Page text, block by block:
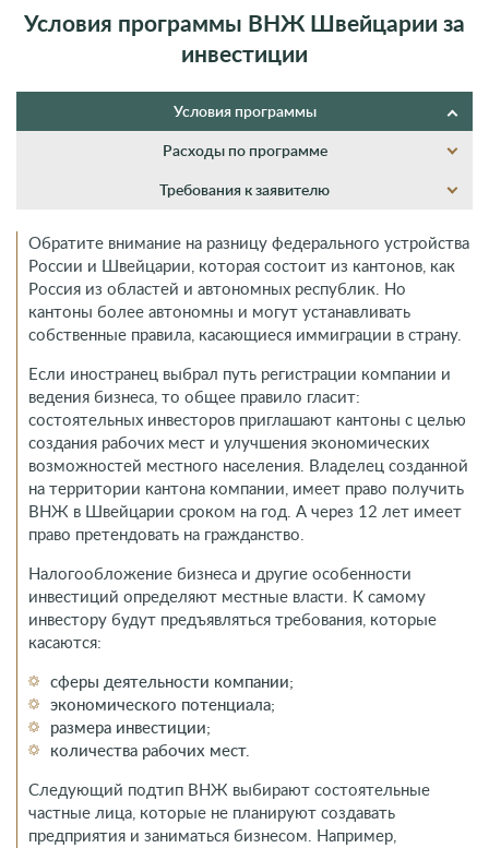
Условия программы ВНЖ Швейцарии за
инвестиции
Условия программы
Расходы по программе
Требования к заявителю
Обратите внимание на разницу федерального устройства
России и Швейцарии, которая состоит из кантонов, как
Россия из областей и автономных республик. Но
кантоны более автономны и могут устанавливать
собственные правила, касающиеся иммиграции в страну.
Если иностранец выбрал путь регистрации компании и
ведения бизнеса, то общее правило гласит:
состоятельных инвесторов приглашают кантоны с целью
создания рабочих мест и улучшения экономических
возможностей местного населения. Владелец созданной
на территории кантона компании, имеет право получить
ВНЖ в Швейцарии сроком на год. А через 12 лет имеет
право претендовать на гражданство.
Налогообложение бизнеса и другие особенности
инвестиций определяют местные власти. К самому
инвестору будут предъявляться требования, которые
касаются:
сферы деятельности компании;
экономического потенциала;
размера инвестиции;
количества рабочих мест.
Следующий подтип ВНЖ выбирают состоятельные
частные лица, которые не планируют создавать
предприятия и заниматься бизнесом. Например,